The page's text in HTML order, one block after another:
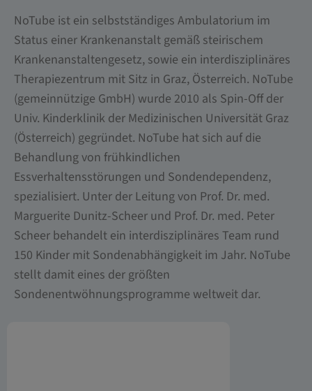
NoTube ist ein selbstständiges Ambulatorium im
Status einer Krankenanstalt gemäß steirischem
Krankenanstaltengesetz, sowie ein interdisziplinäres
Therapiezentrum mit Sitz in Graz, Österreich. NoTube
(gemeinnützige GmbH) wurde 2010 als Spin-Off der
Univ. Kinderklinik der Medizinischen Universität Graz
(Österreich) gegründet. NoTube hat sich auf die
Behandlung von frühkindlichen
Essverhaltensstörungen und Sondendependenz,
spezialisiert. Unter der Leitung von Prof. Dr. med.
Marguerite Dunitz-Scheer und Prof. Dr. med. Peter
Scheer behandelt ein interdisziplinäres Team rund
150 Kinder mit Sondenabhängigkeit im Jahr. NoTube
stellt damit eines der größten
Sondenentwöhnungsprogramme weltweit dar.